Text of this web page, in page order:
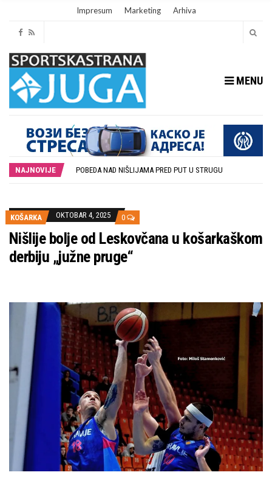
Impresum Marketing Arhiva
MENU
NAJNOVIJE
KOŠARKA
OKTOBAR 4, 2025 0
Nišlije bolje od Leskovčana u košarkaškom
derbiju „južne pruge“